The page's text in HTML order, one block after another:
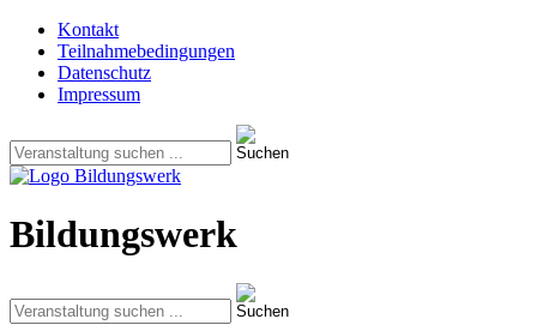
Kontakt
Teilnahmebedingungen
Datenschutz
Impressum
Bildungswerk